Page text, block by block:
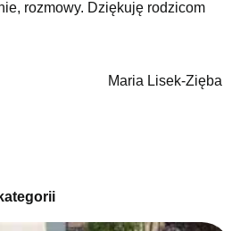
rozmowy. Dziękuję rodzicom
Maria Lisek-Zięba